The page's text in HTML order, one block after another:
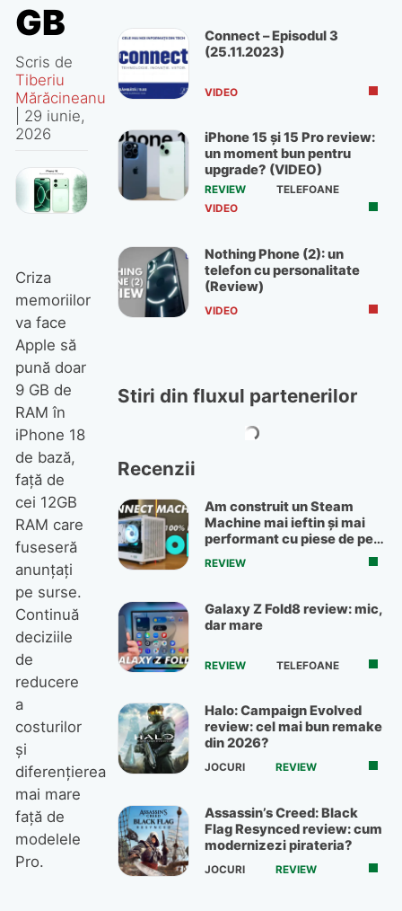
GB
Scris de
Tiberiu
Mărăcineanu
29 iunie,
2026
Criza
memoriilor
va face
Apple să
pună doar
9 GB de
RAM în
iPhone 18
de bază,
față de
cei 12GB
RAM care
fuseseră
anunțați
pe surse.
Continuă
deciziile
de
reducere
a
costurilor
și
diferențierea
mai mare
față de
modelele
Pro.
Connect – Episodul 3
(25.11.2023)
VIDEO
iPhone 15 și 15 Pro review:
un moment bun pentru
upgrade? (VIDEO)
REVIEW
TELEFOANE
VIDEO
Nothing Phone (2): un
telefon cu personalitate
(Review)
VIDEO
Stiri din fluxul partenerilor
Recenzii
Am construit un Steam
Machine mai ieftin și mai
performant cu piese de pe
OLX
REVIEW
Galaxy Z Fold8 review: mic,
dar mare
REVIEW TELEFOANE
Halo: Campaign Evolved
review: cel mai bun remake
din 2026?
JOCURI REVIEW
Assassin’s Creed: Black
Flag Resynced review: cum
modernizezi pirateria?
JOCURI REVIEW